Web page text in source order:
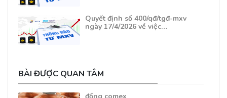
Quyết định số 400/qđ/tgđ-mxv
ngày 17/4/2026 về việc…
BÀI ĐƯỢC QUAN TÂM